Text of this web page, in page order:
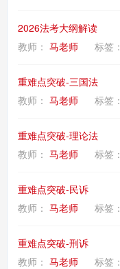
2026法考大纲解读
教师： 马老师 标签：
重难点突破-三国法
教师： 马老师 标签：
重难点突破-理论法
教师： 马老师 标签：
重难点突破-民诉
教师： 马老师 标签：
重难点突破-刑诉
教师： 马老师 标签：